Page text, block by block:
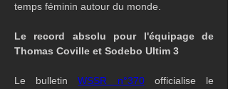
temps féminin autour du monde.
Le record absolu pour l'équipage de
Thomas Coville et Sodebo Ultim 3
Le bulletin WSSR n°370 officialise le